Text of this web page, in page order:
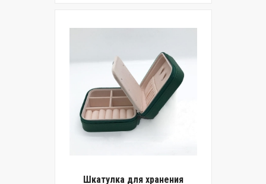
Шкатулка для хранения